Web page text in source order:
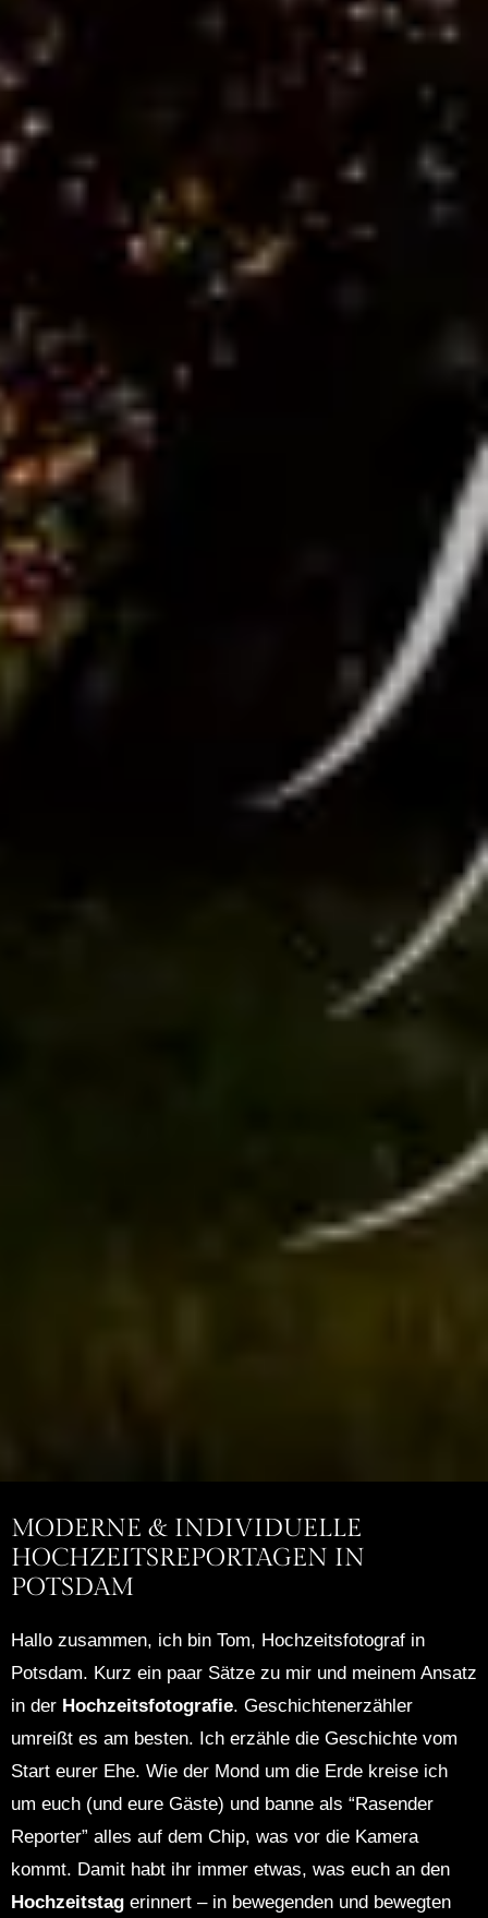
MODERNE & INDIVIDUELLE
HOCHZEITS­REPORTAGEN IN
POTSDAM
Hallo zusammen, ich bin Tom, Hochzeitsfotograf in
Potsdam. Kurz ein paar Sätze zu mir und meinem Ansatz
in der Hochzeitsfotografie. Geschichtenerzähler
umreißt es am besten. Ich erzähle die Geschichte vom
Start eurer Ehe. Wie der Mond um die Erde kreise ich
um euch (und eure Gäste) und banne als “Rasender
Reporter” alles auf dem Chip, was vor die Kamera
kommt. Damit habt ihr immer etwas, was euch an den
Hochzeitstag erinnert – in bewegenden und bewegten